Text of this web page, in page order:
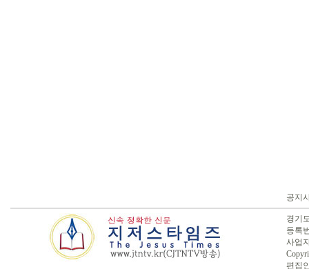
공지
경기
등록
사업
편집